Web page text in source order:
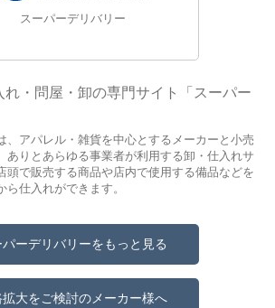
スーパーデリバリー
れ・問屋・卸の専門サイト「スーパー
、アパレル・雑貨を中心とするメーカーと小売
ありとあらゆる事業者が利用する卸・仕入れサ
頭で販売する商品や店内で使用する備品などを
仕入れができます。
パーデリバリーをもっと見る
拡大をご検討のメーカー様へ